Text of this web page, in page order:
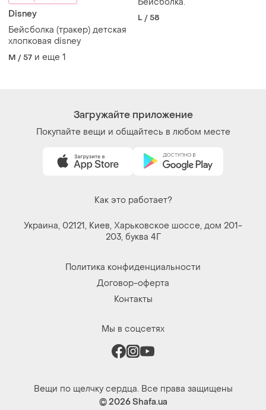
Disney
Бейсболка (тракер) детская
хлопковая disney
M / 57 и еще 1
L / 58
Загружайте приложение
Покупайте вещи и общайтесь в любом месте
Как это работает?
Украина, 02121, Киев, Харьковское шоссе, дом 201-
203, буква 4Г
Политика конфиденциальности
Договор-оферта
Контакты
Мы в соцсетях
Вещи по щелчку сердца. Все права защищены
© 2026Shafa.ua